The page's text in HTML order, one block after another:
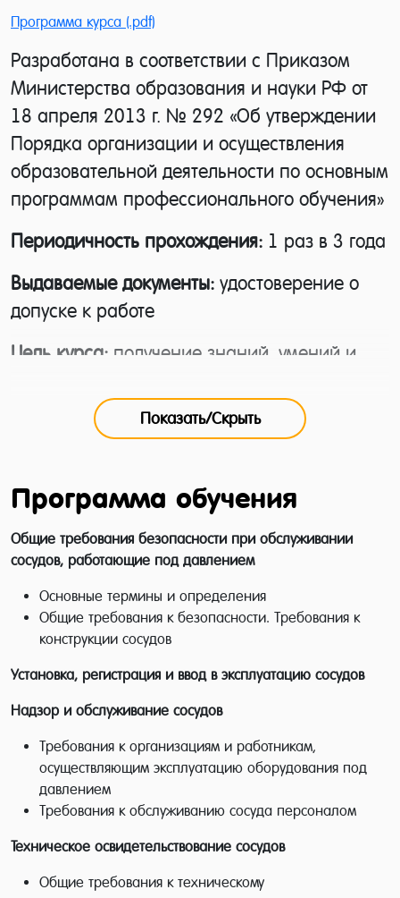
Программа курса (.pdf)
Разработана в соответствии с Приказом
Министерства образования и науки РФ от
18 апреля 2013 г. № 292 «Об утверждении
Порядка организации и осуществления
образовательной деятельности по основным
программам профессионального обучения»
Периодичность прохождения: 1 раз в 3 года
Выдаваемые документы: удостоверение о
допуске к работе
Цель курса: получение знаний, умений и
обслуживание сосудов, работающих под
давлением.
организаций.
Показать/Скрыть
Программа обучения
Общие требования безопасности при обслуживании
сосудов, работающие под давлением
Основные термины и определения
Общие требования к безопасности. Требования к
конструкции сосудов
Установка, регистрация и ввод в эксплуатацию сосудов
Надзор и обслуживание сосудов
Требования к организациям и работникам,
осуществляющим эксплуатацию оборудования под
давлением
Требования к обслуживанию сосуда персоналом
Техническое освидетельствование сосудов
Общие требования к техническому